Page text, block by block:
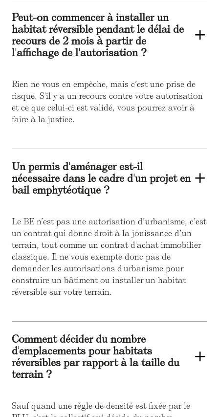
Peut-on commencer à installer un
habitat réversible pendant le délai de
recours de 2 mois à partir de
l'affichage de l'autorisation ?
Rien ne vous en empèche, mais c’est une prise de
risque. S'il y a un recours contre votre autorisation
et ce que celui-ci est validé, vous pourrez avoir à
faire à la justice.
Un permis d'aménager est-il
nécessaire dans le cadre d'un projet en
bail emphytéotique ?
Le BE n’est pas une autorisation d’urbanisme, c’est
un contrat qui donne droit à la jouissance d’un
terrain, tout comme un contrat d'achat immobilier
classique. Il ne vous exempte donc pas de
demander les autorisations d'urbanisme pour
construire un bâtiment ou installer un habitat
réversible sur votre terrain.
Comment décider du nombre
d'emplacements pour habitats
réversibles par rapport à la taille du
terrain ?
Sauf quand une règle de densité est fixée par le